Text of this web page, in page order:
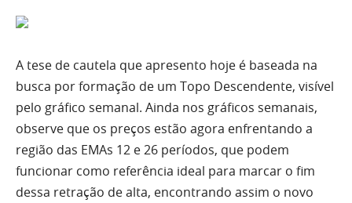
A tese de cautela que apresento hoje é baseada na
busca por formação de um Topo Descendente, visível
pelo gráfico semanal. Ainda nos gráficos semanais,
observe que os preços estão agora enfrentando a
região das EMAs 12 e 26 períodos, que podem
funcionar como referência ideal para marcar o fim
dessa retração de alta, encontrando assim o novo